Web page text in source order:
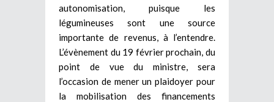
autonomisation, puisque les
légumineuses sont une source
importante de revenus, à l’entendre.
L’évènement du 19 février prochain, du
point de vue du ministre, sera
l’occasion de mener un plaidoyer pour
la mobilisation des financements